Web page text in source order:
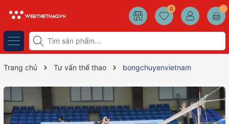
0
Trang chủ Tư vấn thể thao bongchuyenvietnam